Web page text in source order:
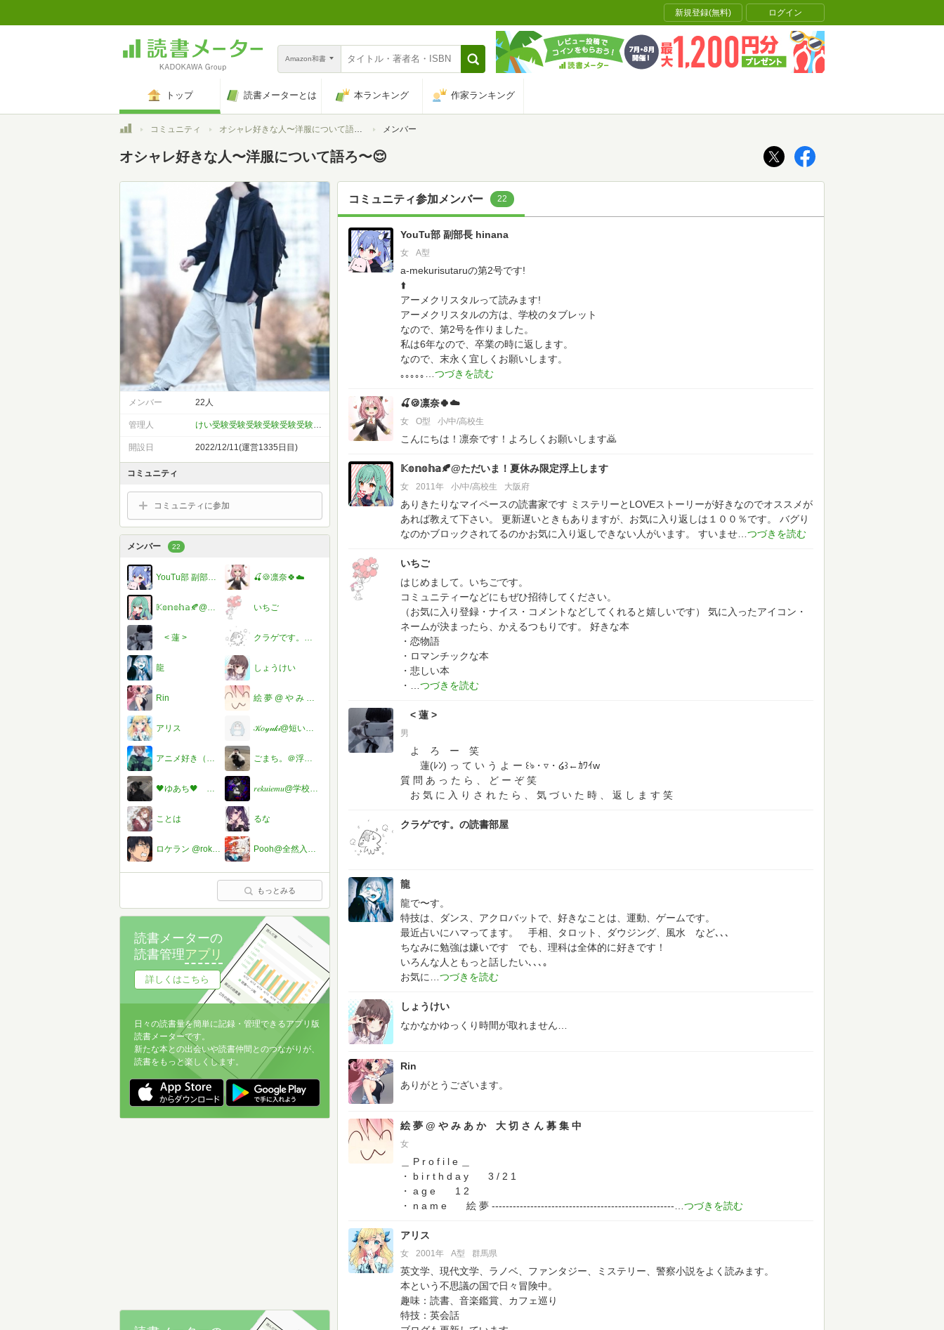
新規登録(無料) ログイン
Amazon和書
トップ 読書メーターとは 本ランキング 作家ランキング
トップコミュニティ オシャレ好きな人〜洋服について語ろ〜😌 メンバー
オシャレ好きな人〜洋服について語ろ〜😌
コミュニティ参加メンバー 22
YouTu部 副部長 hinana
女 A型
a-mekurisutaruの第2号です!
⬆️
アーメクリスタルって読みます!
アーメクリスタルの方は、学校のタブレット
なので、第2号を作りました。
私は6年なので、卒業の時に返します。
なので、末永く宜しくお願いします。
｡｡｡｡｡
🍒🍪凛奈🍀☁️
女 O型 小/中/高校生
こんにちは！凛奈です！よろしくお願いします🙇
𝕂𝕠𝕟𝕠𝕙𝕒🍂@ただいま！夏休み限定浮上します
女 2011年 小/中/高校生 大阪府
ありきたりなマイペースの読書家です ミステリーとLOVEストーリーが好きなのでオススメが
あれば教えて下さい。
更新遅いときもありますが、お気に入り返しは１００％です。
バグり
なのかブロックされてるのかお気に入り返しできない人がいます。
すいませ
いちご
はじめまして。いちごです。
コミュニティーなどにもぜひ招待してください。
（お気に入り登録・ナイス・コメントなどしてくれると嬉しいです）
気に入ったアイコン・
ネームが決まったら、かえるつもりです。
好きな本
・恋物語
・ロマンチックな本
・悲しい本
・
< 蓮 >
男
よ ろ ー 笑
蓮(ﾚﾝ) っ て い う よ ー ꒰ঌ・▿・໒꒱←ｶﾜｲw
質 問 あ っ た ら 、 ど ー ぞ 笑
お 気 に 入 り さ れ た ら 、 気 づ い た 時 、 返 し ま す 笑
クラゲです。の読書部屋
龍
龍で〜す。
特技は、ダンス、アクロバットで、好きなことは、運動、ゲームです。
最近占いにハマってます。 手相、タロット、ダウジング、風水 など､､､
ちなみに勉強は嫌いです でも、理科は全体的に好きです！
いろんな人ともっと話したい､､､｡
お気に
しょうけい
なかなかゆっくり時間が取れません…
Rin
ありがとうございます。
絵 夢 @ や み あ か 大 切 さ ん 募 集 中
女
＿ P r o f i l e ＿
・ b i r t h d a y 3 / 2 1
・ a g e 1 2
・ n a m e 絵 夢 ----------------------------------------------------
アリス
女 2001年 A型 群馬県
英文学、現代文学、ラノベ、ファンタジー、ミステリー、警察小説をよく読みます。
本という不思議の国で日々冒険中。
趣味：読書、音楽鑑賞、カフェ巡り
特技：英会話
メンバー 22人
管理人 けい受験受験受験受験受験受験受験受験受験受験受験受験受験受験受験受験受験受験
開設日 2022/12/11(運営1335日目)
コミュニティ
コミュニティに参加
メンバー 22
YouTu部 副部長 hinana 🍒🍪凛奈🍀☁️
𝕂𝕠𝕟𝕠𝕙𝕒🍂@ただいま！夏休み限定浮上します いちご
< 蓮 > クラゲです。の読書部屋
龍 しょうけい
Rin 絵 夢 @ や み あ か 大 切 さ ん 募 集 中
アリス 𝒦𝑜𝓎𝓊𝓀𝒾@短い間だけどよろしく！
アニメ好き（ロー）❣️怜とペア画中 ごまち。＠浮上中
🖤ゆあち🖤 ＠低浮上 𝑟𝑒𝑘𝑢𝑖𝑒𝑚𝑢@学校垢 冬弥・彰人・レン・ミク プロセカガチ勢
ことは るな
ロケラン @rokeran_Ankey Pooh@全然入れない#受験生
もっとみる
読書メーターの
読書管理アプリ
詳しくはこちら
日々の読書量を簡単に記録・管理できるアプリ版
読書メーターです。
新たな本との出会いや読書仲間とのつながりが、
読書をもっと楽しくします。